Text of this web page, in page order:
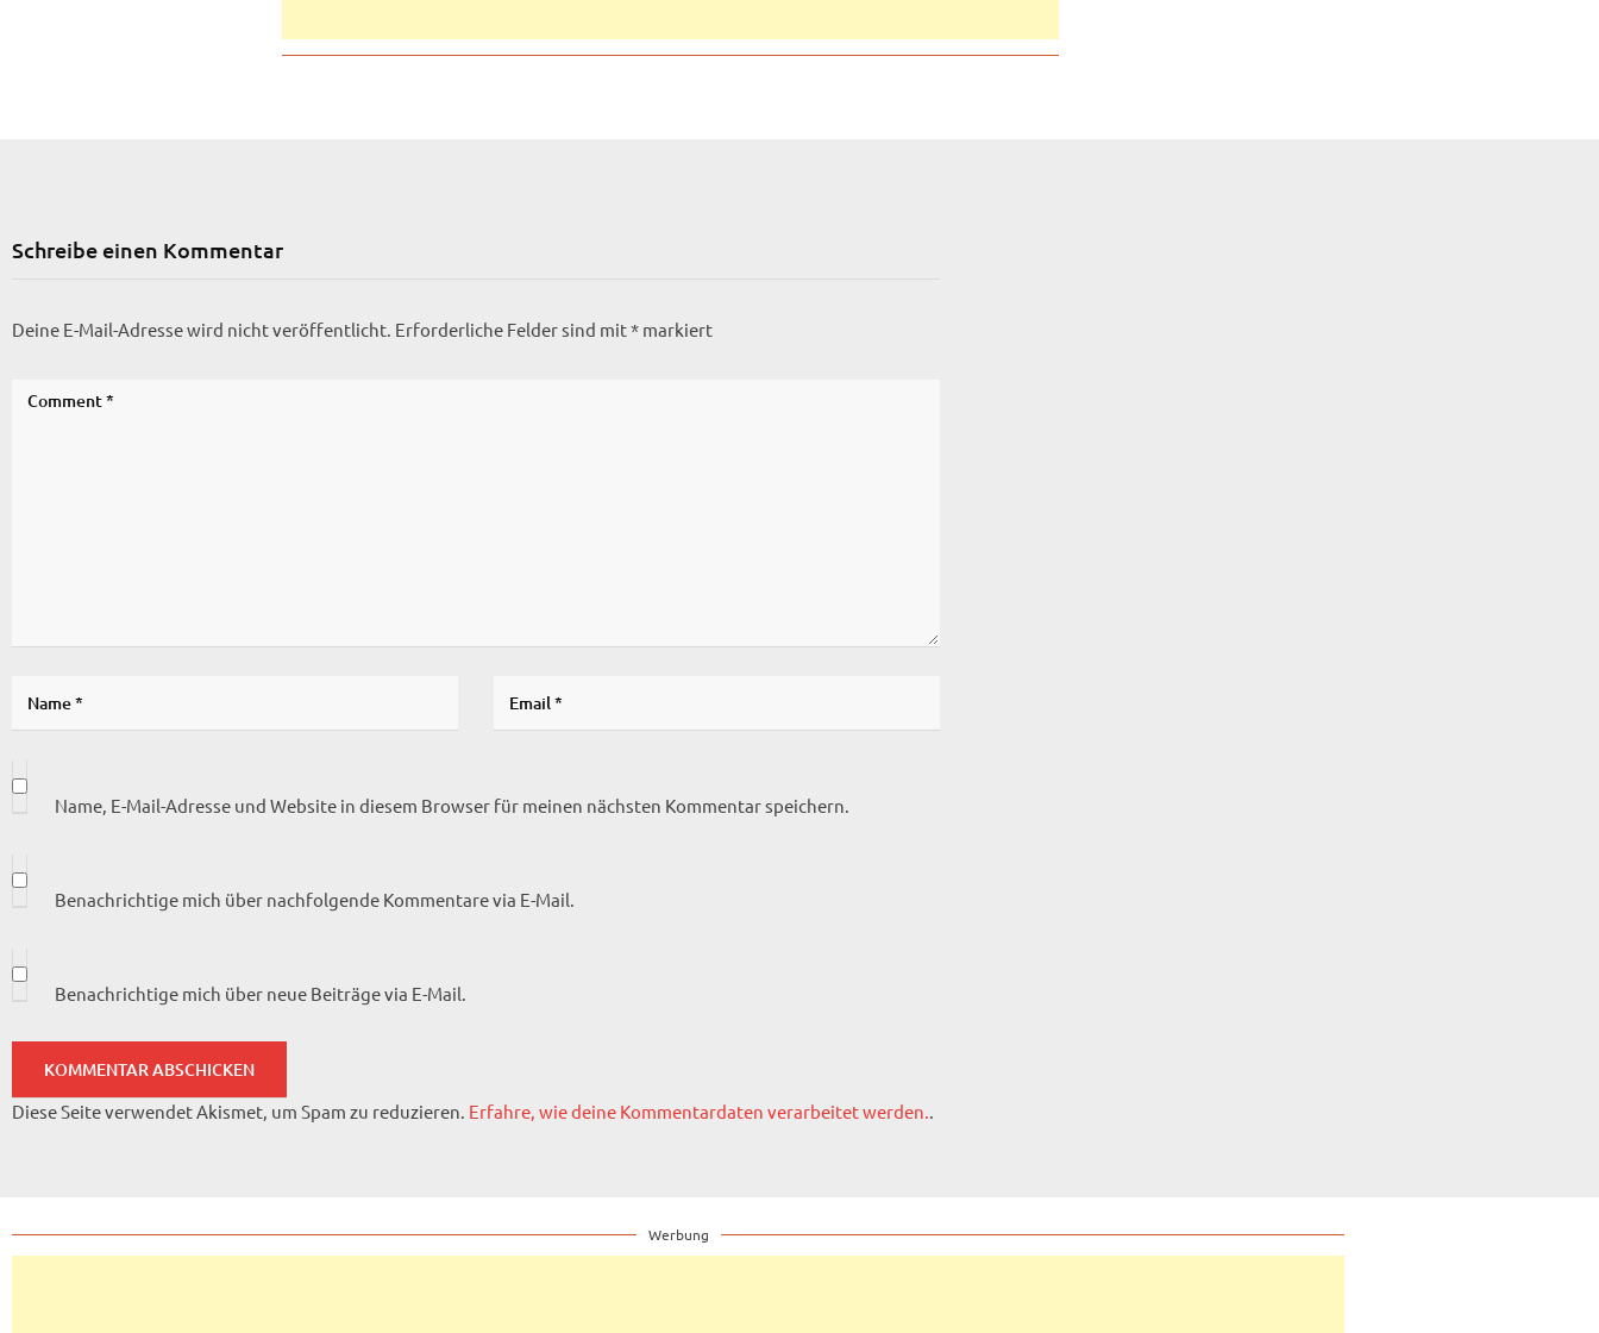
Schreibe einen Kommentar
Deine E-Mail-Adresse wird nicht veröffentlicht. Erforderliche Felder sind mit* markiert
Name, E-Mail-Adresse und Website in diesem Browser für meinen nächsten Kommentar speichern.
Benachrichtige mich über nachfolgende Kommentare via E-Mail.
Benachrichtige mich über neue Beiträge via E-Mail.
Diese Seite verwendet Akismet, um Spam zu reduzieren. Erfahre, wie deine Kommentardaten verarbeitet werden..
Werbung